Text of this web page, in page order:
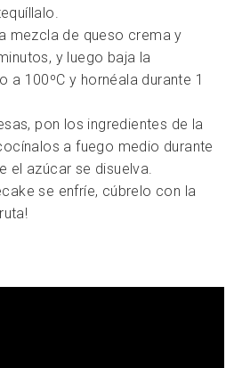
mezcla de queso crema y
y luego baja la
a 100ºC y hornéala durante 1
pon los ingredientes de la
a fuego medio durante
el azúcar se disuelva.
se enfríe, cúbrelo con la